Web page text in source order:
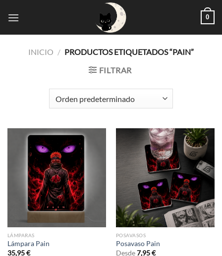
0
INICIO / PRODUCTOS ETIQUETADOS “PAIN”
FILTRAR
LÁMPARAS
Lámpara Pain
35,95€
POSAVASOS
Posavaso Pain
Desde7,95€